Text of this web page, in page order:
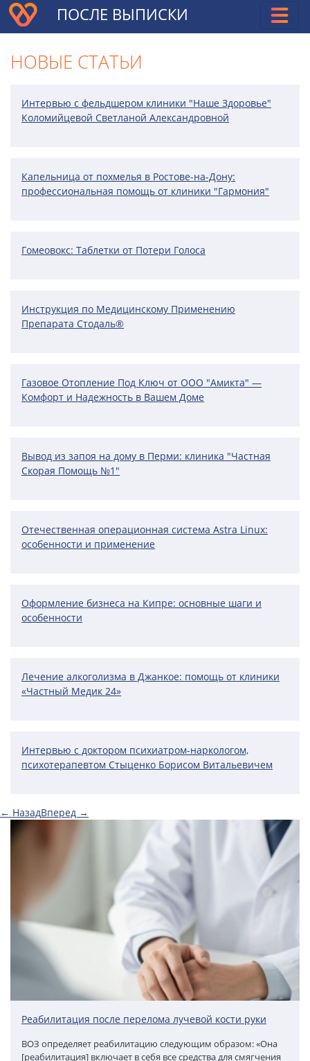
ПОСЛЕ ВЫПИСКИ
НОВЫЕ СТАТЬИ
Интервью с фельдшером клиники "Наше Здоровье"
Коломийцевой Светланой Александровной
Капельница от похмелья в Ростове-на-Дону:
профессиональная помощь от клиники "Гармония"
Гомеовокс: Таблетки от Потери Голоса
Инструкция по Медицинскому Применению
Препарата Стодаль®
Газовое Отопление Под Ключ от ООО "Амикта" —
Комфорт и Надежность в Вашем Доме
Вывод из запоя на дому в Перми: клиника "Частная
Скорая Помощь №1"
Отечественная операционная система Astra Linux:
особенности и применение
Оформление бизнеса на Кипре: основные шаги и
особенности
Лечение алкоголизма в Джанкое: помощь от клиники
«Частный Медик 24»
Интервью с доктором психиатром-наркологом,
психотерапевтом Стыценко Борисом Витальевичем
← НазадВперед →
Реабилитация после перелома лучевой кости руки
ВОЗ определяет реабилитацию следующим образом: «Она
[реабилитация] включает в себя все средства для смягчения